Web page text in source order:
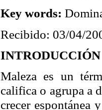
Key words:
Recibido: 03/04/
INTRODUCCIÓN
Maleza es un
califica o agrupa a
crecer espontánea